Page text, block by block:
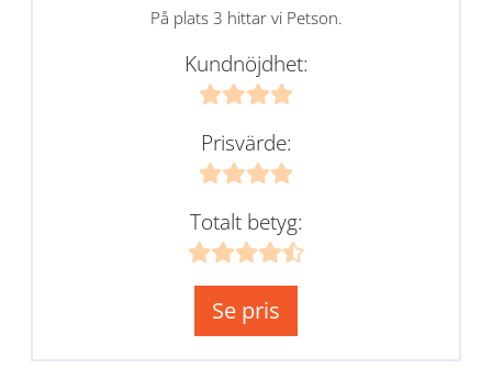
På plats 3 hittar vi Petson.
Kundnöjdhet:
Prisvärde:
Totalt betyg:
Se pris